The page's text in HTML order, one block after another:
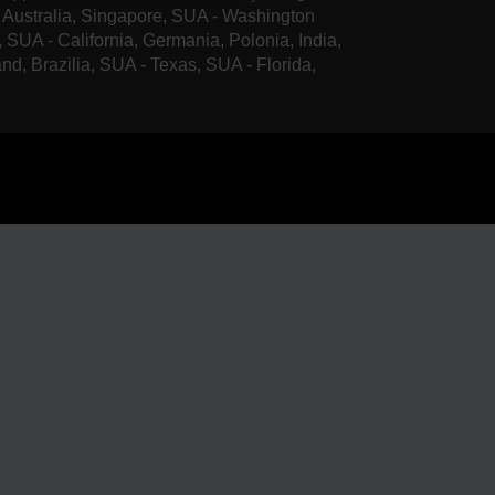
Australia, Singapore, SUA - Washington
SUA - California, Germania, Polonia, India,
Brazilia, SUA - Texas, SUA - Florida,